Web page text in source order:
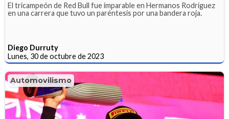
El tricampeón de Red Bull fue imparable en Hermanos Rodríguez
en una carrera que tuvo un paréntesis por una bandera roja.
Diego Durruty
Lunes, 30 de octubre de 2023
Automovilismo